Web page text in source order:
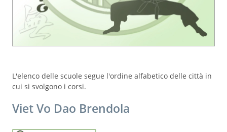
L'elenco delle scuole segue l'ordine alfabetico delle città in
cui si svolgono i corsi.
Viet Vo Dao Brendola